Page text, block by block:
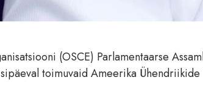
(OSCE) Parlamentaarse
toimuvaid Ameerika Ühendriikide